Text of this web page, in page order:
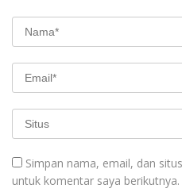
Simpan nama, email, dan
untuk komentar saya berikutnya.